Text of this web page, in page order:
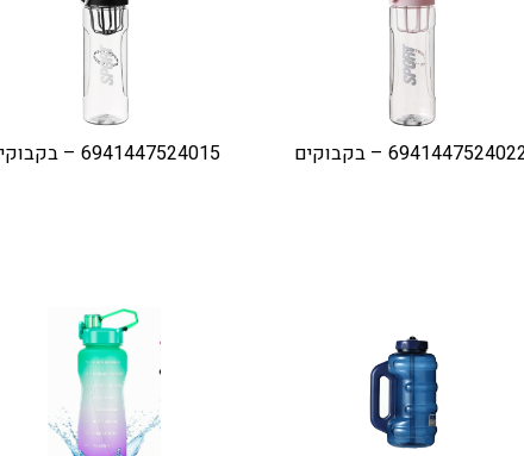
– בקבוקים 6941447524015 – בקבוקים